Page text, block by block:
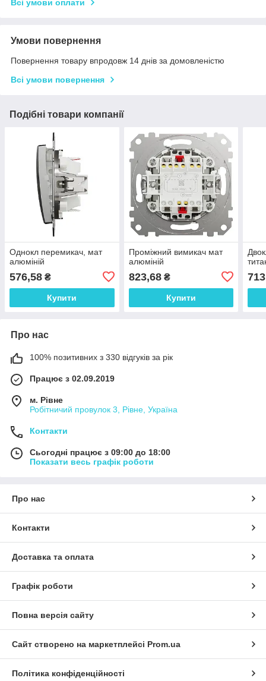
Всі умови оплати
Умови повернення
Повернення товару впродовж 14 днів за домовленістю
Всі умови повернення
Подібні товари компанії
Однокл перемикач, мат
алюміній
576,58 ₴
Купити
Проміжний вимикач мат
алюміній
823,68₴
Купити
Про нас
100% позитивних з 330 відгуків за рік
Працює з 02.09.2019
м. Рівне
Робітничий провулок 3, Рівне, Україна
Контакти
Сьогодні працює з 09:00 до 18:00
Показати весь графік роботи
Про нас
Контакти
Доставка та оплата
Графік роботи
Повна версія сайту
Сайт створено на маркетплейсі Prom.ua
Політика конфіденційності